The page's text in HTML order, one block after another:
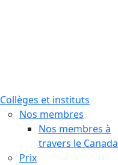
Collèges et instituts
Nos membres
Nos membres à
travers le Canada
Prix